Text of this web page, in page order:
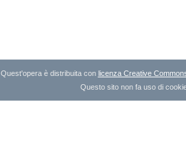
Quest'opera è distribuita con licenza Creative
Questo sito non fa uso di